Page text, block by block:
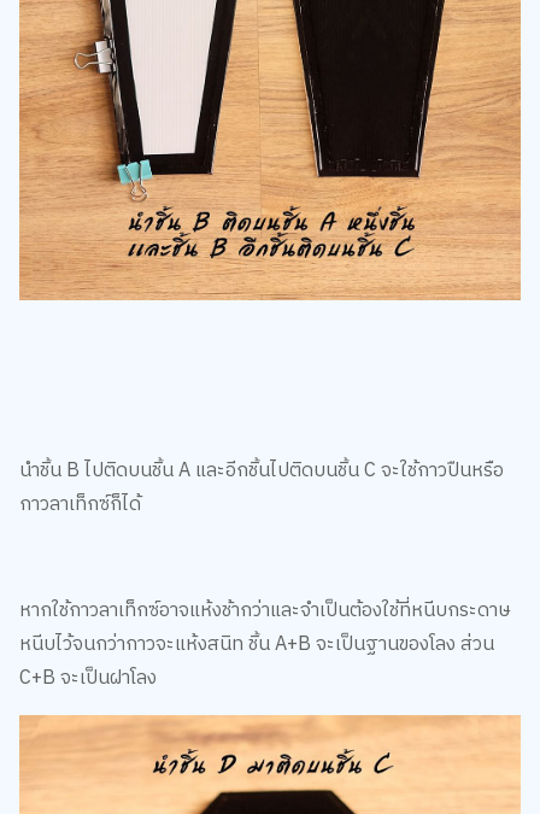
นำชิ้น B ไปติดบนชิ้น A และอีกชิ้นไปติดบนชิ้น C จะใช้กาวปืนหรือ
กาวลาเท็กซ์ก็ได้
หากใช้กาวลาเท็กซ์อาจแห้งช้ากว่าและจำเป็นต้องใช้ที่หนีบกระดาษ
หนีบไว้จนกว่ากาวจะแห้งสนิท ชิ้น A+B จะเป็นฐานของโลง ส่วน
C+B จะเป็นฝาโลง